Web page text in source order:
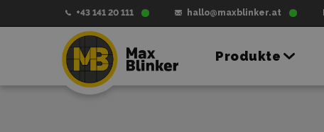
+43 141 20 111 hallo@maxblinker.at
Produkte